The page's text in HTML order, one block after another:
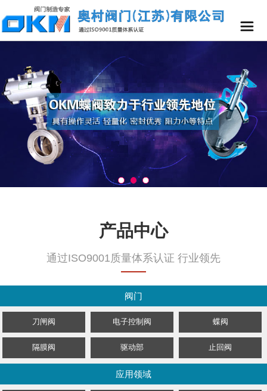
产品中心
通过ISO9001质量体系认证 行业领先
阀门
刀闸阀 电子控制阀 蝶阀
隔膜阀 驱动部 止回阀
应用领域